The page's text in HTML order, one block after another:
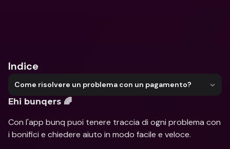
Indice
Come risolvere un problema con un pagamento?
Ehi bunqers 🌈
Con l'app bunq puoi tenere traccia di ogni problema con
i bonifici e chiedere aiuto in modo facile e veloce.